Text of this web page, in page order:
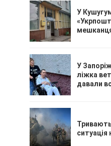
У
У
ліжка
давали
Тривають
ситуація